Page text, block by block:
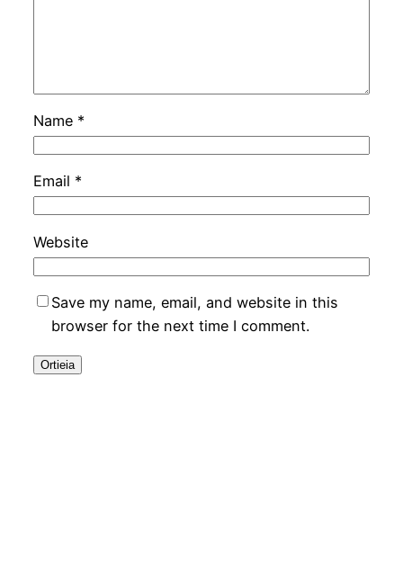
Name *
Email *
Website
Save my name, email, and website in this
browser for the next time I comment.